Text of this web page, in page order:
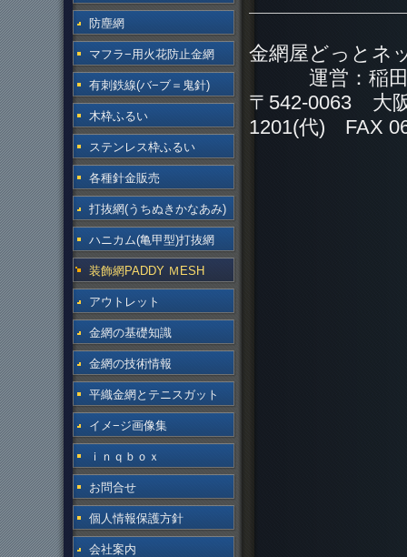
防塵網
マフラ−用火花防止金網
有刺鉄線(バ−ブ＝鬼針)
木枠ふるい
ステンレス枠ふるい
各種針金販売
打抜網(うちぬきかなあみ)
ハニカム(亀甲型)打抜網
装飾網PADDY ＭESH
アウトレット
金網の基礎知識
金網の技術情報
平織金網とテニスガット
イメ−ジ画像集
ｉｎｑｂｏｘ
お問合せ
個人情報保護方針
会社案内
金網屋どっとネ
運営：稲田
〒542-0063 大
1201(代) FAX